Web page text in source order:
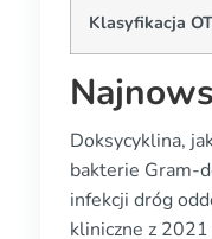
Klasyfikacja
Doksycyklina,
bakterie Gram-
infekcji dróg
kliniczne z 2021